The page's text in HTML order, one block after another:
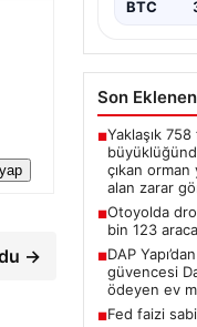
→
BTC
Son
■Yaklaşık
çıkan orman
alan zarar
■Otoyolda
bin 123
■DAP
güvencesi
ödeyen ev
■Fed faizi